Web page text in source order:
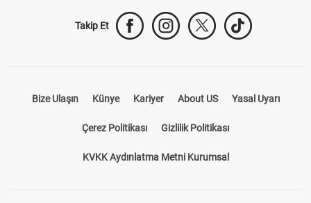
Takip Et
Bize Ulaşın Künye Kariyer About US Yasal Uyarı
Çerez Politikası Gizlilik Politikası
KVKK Aydınlatma Metni Kurumsal